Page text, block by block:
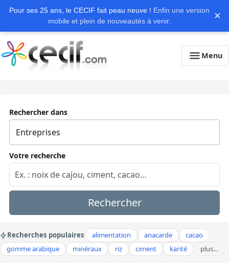
Pour ses 25 ans, le CECIF fait peau neuve ! Enfin une version
mobile et plein de nouveautés à venir.
×
Menu
Rechercher dans
Votre recherche
Rechercher
Recherches populaires alimentation anacarde
cacao
gomme arabique
minéraux riz ciment karité plus…